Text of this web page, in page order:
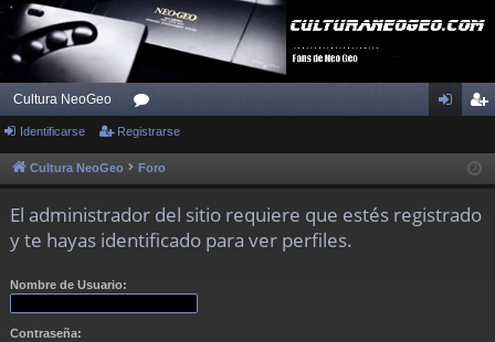
Cultura NeoGeo
or
os ist
Identificarse Registrarse
Cultura NeoGeo Foro
El administrador del sitio requiere que estés registrado
y te hayas identificado para ver perfiles.
Nombre de Usuario:
Contraseña: